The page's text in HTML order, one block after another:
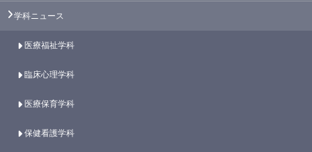
学科ニュース
医療福祉学科
臨床心理学科
医療保育学科
保健看護学科